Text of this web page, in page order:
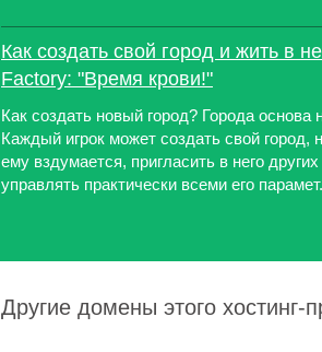
Как создать свой город и жить в
Factory: "Время крови!"
Как создать новый город? Города основа
Каждый игрок может создать свой город,
ему вздумается, пригласить в него других
управлять практически всеми его
Другие домены этого